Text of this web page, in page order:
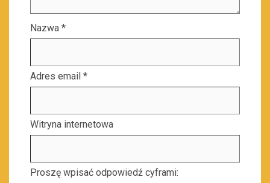
Nazwa *
Adres email *
Witryna internetowa
Proszę wpisać odpowiedź cyframi: